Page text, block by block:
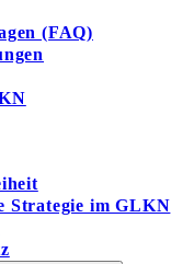
(FAQ)
Strategie im GLKN